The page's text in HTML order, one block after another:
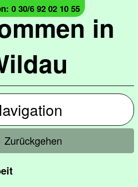
in
0 30/6 92 02 10 55